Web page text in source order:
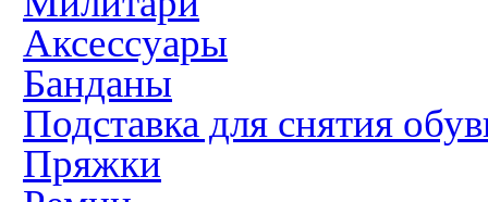
Аксессуары
Банданы
Подставка для снятия
Пряжки